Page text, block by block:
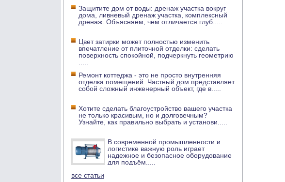
Защитите дом от воды: дренаж участка вокруг
дома, ливневый дренаж участка, комплексный
дренаж. Объясняем, чем отличается глуб
Цвет затирки может полностью изменить
впечатление от плиточной отделки: сделать
поверхность спокойной, подчеркнуть геометрию
Ремонт коттеджа - это не просто внутренняя
отделка помещений. Частный дом представляет
собой сложный инженерный объект, где в
Хотите сделать благоустройство вашего участка
не только красивым, но и долговечным?
Узнайте, как правильно выбрать и установи
В современной промышленности и
логистике важную роль играет
надежное и безопасное оборудование
для подъём
все статьи